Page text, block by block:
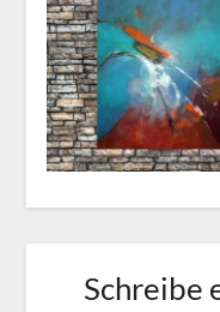
Schreibe